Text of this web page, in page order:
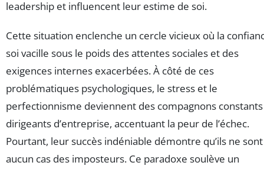
leadership et influencent leur estime de soi.
Cette situation enclenche un cercle vicieux où la
soi vacille sous le poids des attentes sociales et des
exigences internes exacerbées. À côté de ces
problématiques psychologiques, le stress et le
perfectionnisme deviennent des compagnons
dirigeants d’entreprise, accentuant la peur de l’échec.
Pourtant, leur succès indéniable démontre qu’ils ne
aucun cas des imposteurs. Ce paradoxe soulève un